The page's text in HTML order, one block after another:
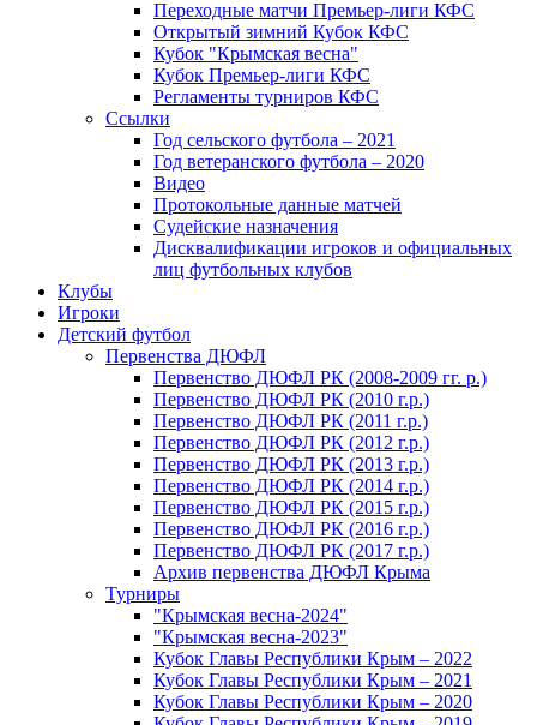
Переходные матчи Премьер-лиги КФС
Открытый зимний Кубок КФС
Кубок "Крымская весна"
Кубок Премьер-лиги КФС
Регламенты турниров КФС
Ссылки
Год сельского футбола – 2021
Год ветеранского футбола – 2020
Видео
Протокольные данные матчей
Судейские назначения
Дисквалификации игроков и официальных
лиц футбольных клубов
Клубы
Игроки
Детский футбол
Первенства ДЮФЛ
Первенство ДЮФЛ РК (2008-2009 гг. р.)
Первенство ДЮФЛ РК (2010 г.р.)
Первенство ДЮФЛ РК (2011 г.р.)
Первенство ДЮФЛ РК (2012 г.р.)
Первенство ДЮФЛ РК (2013 г.р.)
Первенство ДЮФЛ РК (2014 г.р.)
Первенство ДЮФЛ РК (2015 г.р.)
Первенство ДЮФЛ РК (2016 г.р.)
Первенство ДЮФЛ РК (2017 г.р.)
Архив первенства ДЮФЛ Крыма
Турниры
"Крымская весна-2024"
"Крымская весна-2023"
Кубок Главы Республики Крым – 2022
Кубок Главы Республики Крым – 2021
Кубок Главы Республики Крым – 2020